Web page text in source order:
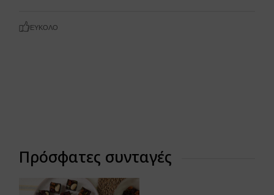
ΕΎΚΟΛΟ
Πρόσφατες συνταγές